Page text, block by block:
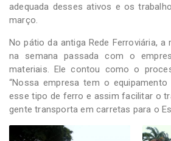
adequada desses ativos e os
março.
No pátio da antiga Rede Ferroviária,
na semana passada com o
materiais. Ele contou como o
“Nossa empresa tem o
esse tipo de ferro e assim facilitar o
gente transporta em carretas para o